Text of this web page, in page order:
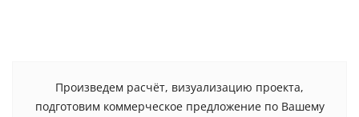
Произведем расчёт, визуализацию проекта,
подготовим коммерческое предложение по Вашему